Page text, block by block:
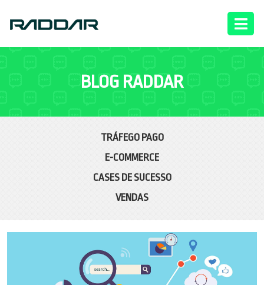
BLOG RADDAR
TRÁFEGO PAGO
E-COMMERCE
CASES DE SUCESSO
VENDAS